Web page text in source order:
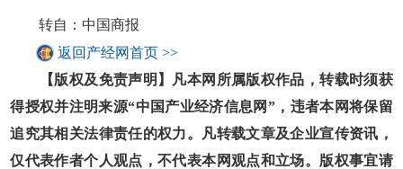
转自：中国商报
返回产经网首页 >>
【版权及免责声明】凡本网所属版权作品，转载时须获
得授权并注明来源“中国产业经济信息网”，违者本网将保留
追究其相关法律责任的权力。凡转载文章及企业宣传资讯，
仅代表作者个人观点，不代表本网观点和立场。版权事宜请